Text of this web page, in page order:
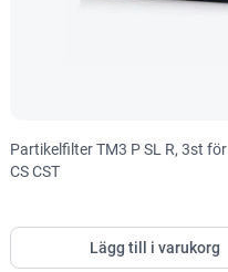
Partikelfilter TM3 P SL R, 3st för
CS CST
Lägg till i varukorg